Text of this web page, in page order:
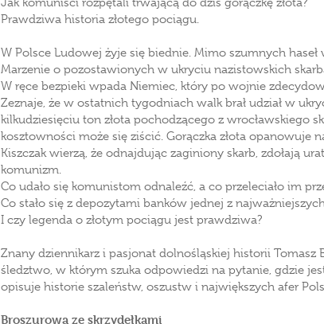
Prawdziwa historia złotego pociągu.
W Polsce Ludowej żyje się biednie. Mimo szumnych
Marzenie o pozostawionych w ukryciu nazistowskich
W ręce bezpieki wpada Niemiec, który po wojnie
Zeznaje, że w ostatnich tygodniach walk brał udział w
kilkudziesięciu ton złota pochodzącego z wrocławskiego
kosztowności może się ziścić. Gorączka złota opanowuje
Kiszczak wierzą, że odnajdując zaginiony skarb, zdołają
komunizm.
Co udało się komunistom odnaleźć, a co przeleciało im
Co stało się z depozytami banków jednej z
I czy legenda o złotym pociągu jest prawdziwa?
Znany dziennikarz i pasjonat dolnośląskiej historii Tomasz
śledztwo, w którym szuka odpowiedzi na pytanie, gdzie
opisuje historie szaleństw, oszustw i największych afer
Broszurowa ze skrzydełkami